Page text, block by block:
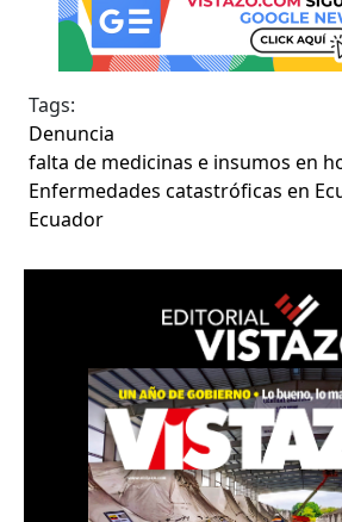
Tags:
Denuncia
falta de medicinas e insumos en
Enfermedades catastróficas en
Ecuador